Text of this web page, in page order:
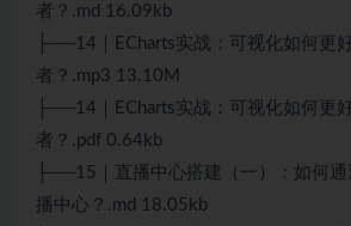
者？.md 16.09kb
├──14｜ECharts实战：可视化如何更
者？.mp3 13.10M
├──14｜ECharts实战：可视化如何更
者？.pdf 0.64kb
├──15｜直播中心搭建（一）：如何
播中心？.md 18.05kb